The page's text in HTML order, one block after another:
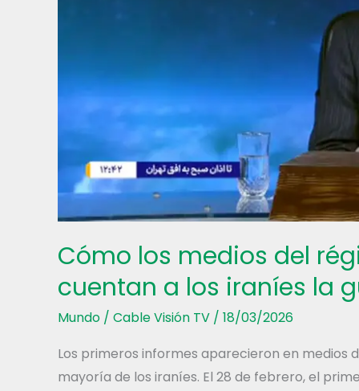
Cómo los medios del
cuentan a los iraníes la
Mundo / Cable Visión TV / 18/03/2026
Los primeros informes aparecieron en medios
mayoría de los iraníes. El 28 de febrero, el